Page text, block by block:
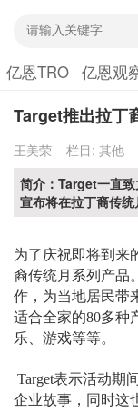
亿恩TRO 亿恩观
Target推出拉丁
王美荣 栏目: 其他
简介：Target一直
宣布将在拉丁裔传统
为了庆祝即将到来
裔传统月系列产品
作，为当地居民带
适合全家的80多种
乐、游戏等等。
Target表示活动期
企业故事，同时这